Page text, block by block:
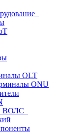
OLT
ONU
ВОЛС